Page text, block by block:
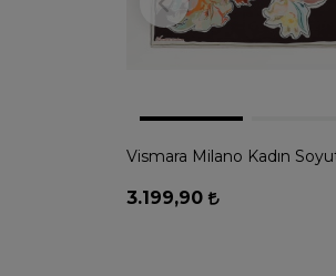
3.199,90